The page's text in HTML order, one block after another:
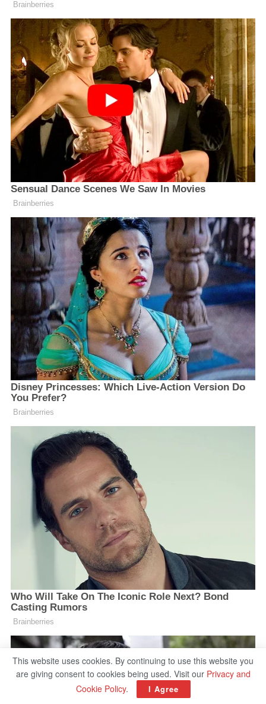
This website uses cookies. By continuing to use this website you
are giving consent to cookies being used. Visit our Privacy and
Cookie Policy. I Agree